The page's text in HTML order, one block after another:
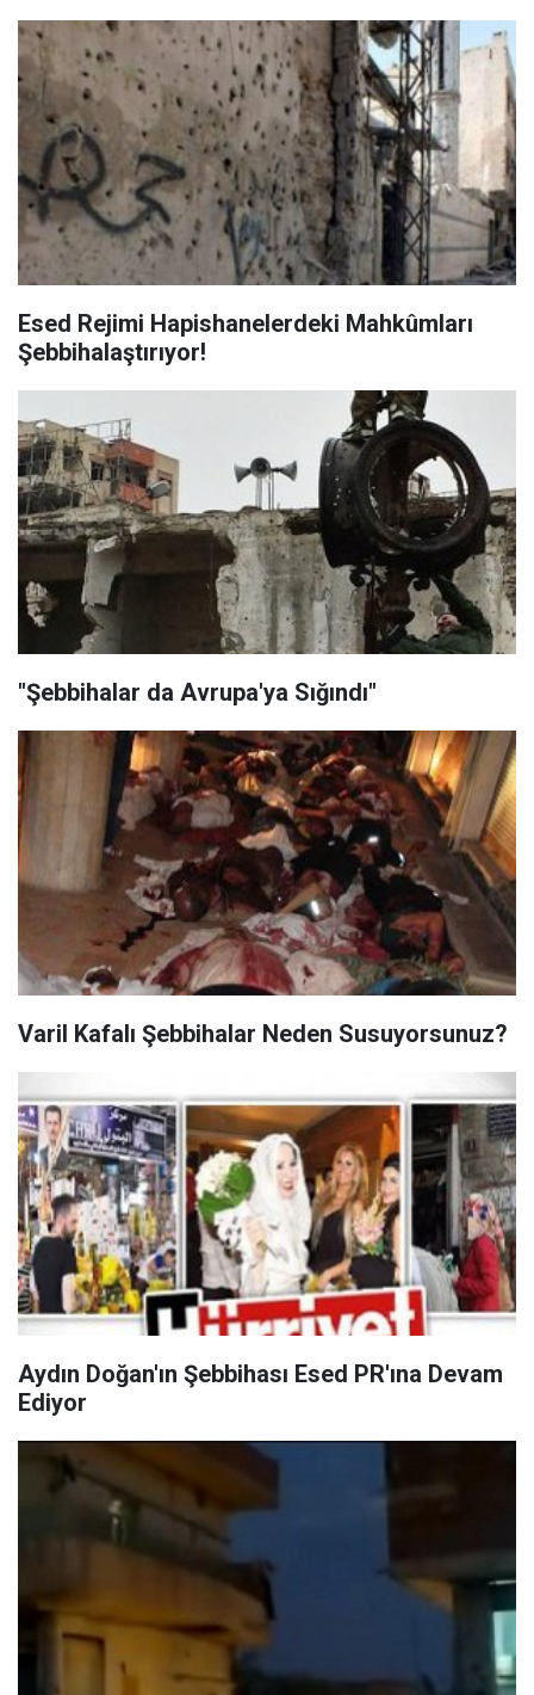
Esed Rejimi Hapishanelerdeki Mahkûmları
Şebbihalaştırıyor!
"Şebbihalar da Avrupa'ya Sığındı"
Varil Kafalı Şebbihalar Neden Susuyorsunuz?
Aydın Doğan'ın Şebbihası Esed PR'ına Devam
Ediyor